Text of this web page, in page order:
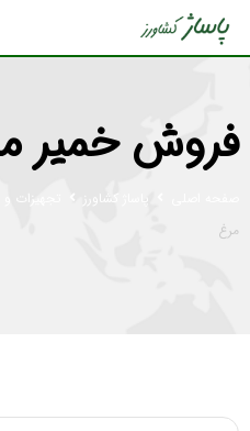
پرش
فروش خمیر
پاساژ کشاورز تجهیزات
مرغ